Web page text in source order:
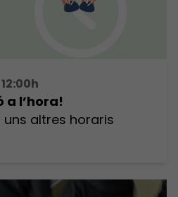
a l’hora!
altres horaris